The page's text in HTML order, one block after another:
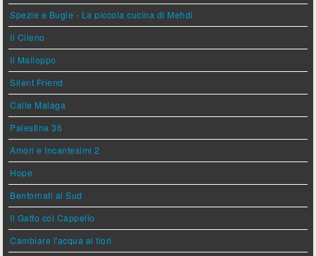
Spezie e Bugie - La piccola cucina di Mehdi
Il Cileno
Il Malloppo
Silent Friend
Calle Malaga
Palestina 36
Amori e Incantesimi 2
Hope
Bentornati al Sud
Il Gatto col Cappello
Cambiare l'acqua ai fiori